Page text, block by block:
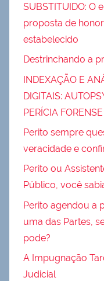
SUBSTITUIDO: O
proposta de
estabelecido
Destrinchando a
INDEXAÇÃO E
DIGITAIS:
PERÍCIA
Perito sempre
veracidade e
Perito ou
Público, você
Perito agendou a
uma das Partes,
pode?
A Impugnação
Judicial